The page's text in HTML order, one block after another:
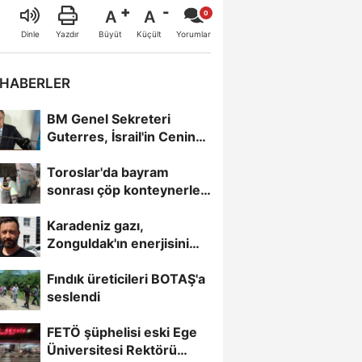
Dinle Yazdır
A
Büyüt
A
Küçült Yorumlar
BM Genel Sekreteri
Guterres, İsrail'in Cenin
Toroslar'da bayram
sonrası çöp konteynerleri
Karadeniz gazı,
Zonguldak'ın enerjisini
Fındık üreticileri BOTAŞ'a
seslendi
FETÖ şüphelisi eski Ege
Üniversitesi Rektörü